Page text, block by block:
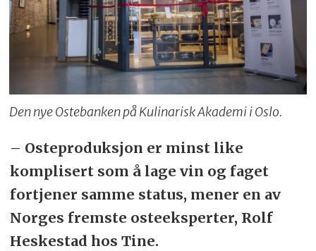
Den nye Ostebanken på Kulinarisk Akademi i Oslo.
– Osteproduksjon er minst like
komplisert som å lage vin og faget
fortjener samme status, mener en av
Norges fremste osteeksperter, Rolf
Heskestad hos Tine.